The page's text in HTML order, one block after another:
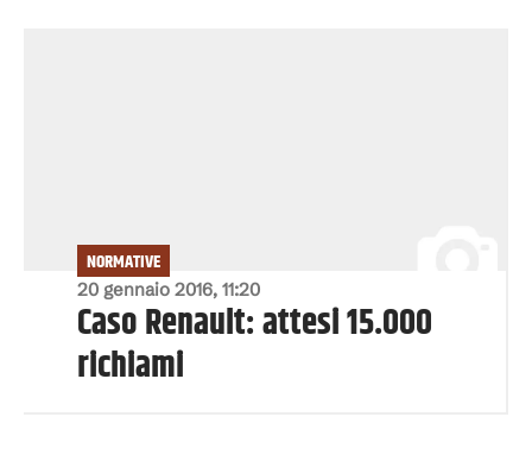
20 gennaio 2016, 11:20
NORMATIVE
Caso Renault: attesi 15.000
richiami